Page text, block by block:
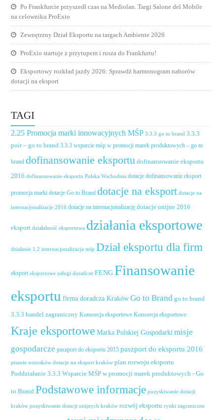
Po Frankfurcie przyszedł czas na Mediolan. Targi Salone del Mobile
na celowniku ProExio
Zewnętrzny Dział Eksportu na targach Ambiente 2026
ProExio startuje z przytupem i rusza do Frankfurtu!
Eksportowy rozkład jazdy 2026: Sprawdź harmonogram naborów
dotacji na eksport
TAGI
2.25 Promocja marki innowacyjnych MŚP 3.3.3 go to brand 3.3.3
poir – go to brand 3.3.3 wsparcie mśp w promocji marek produktowych – go to
brand dofinansowanie eksportu dofinansowanie eksportu
2016 dofinansowanie eksportu Polska Wschodnia dotacje dofinansowanie eksport
promocja marki dotacje Go to Brand dotacje na eksport dotacje na
internacjonalizacje 2016 dotacje na internacjonalizację dotacje unijne 2016
eksport działalność eksportowa działania eksportowe
działanie 1.2 internacjonalizacja mśp Dział eksportu dla firm
eksport eksportowe usługi doradcze FENG Finansowanie
eksportu firma doradcza Kraków Go to Brand go to brand
3.3.3 handel zagraniczny Konsorcja eksportowe Konsorcja eksportowe
Kraje eksportowe Marka Polskiej Gospodarki misje
gospodarcze paszport do eksportu 2015 paszport do eksportu 2016
pisanie wniosków dotacje na eksport kraków plan rozwoju eksportu
Poddziałanie 3.3.3 Wsparcie MŚP w promocji marek produktowych - Go
to Brand Podstawowe informacje pozyskiwanie dotacji
kraków pozyskiwanie dotacji unijnych kraków rozwój eksportu rynki zagraniczne